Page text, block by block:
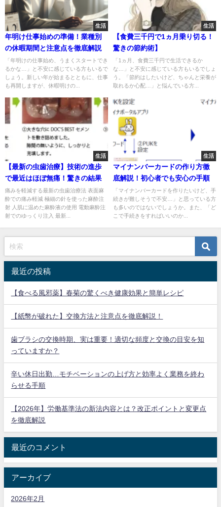
生活
年明け仕事始めの準備！業種別
の休暇期間と注意点を徹底解説
「年明けの仕事始め、うまくスタートでき
るかな…」と不安に感じている方もいるで
しょう。新しい年が始まるとともに、仕事
も再開しますが、休暇明けの...
生活
【食費三千円で1ヵ月乗り切る！
驚きの節約術】
「1ヵ月、食費三千円で生活できるか
な…」と不安に感じている方もいるでしょ
う。「節約はしたいけど、ちゃんと栄養が
取れるか心配…」と悩んでいる方...
生活
【最新の虫歯治療】技術の進歩
で最近はほぼ無痛！驚きの結果
痛みを軽減する最新の虫歯治療法 表面麻
酔での痛み軽減 極細の針を使った麻酔注
射 人肌に温めた麻酔液の使用 電動麻酔注
射でのゆっくり注入 最新...
生活
マイナンバーカードの作り方徹
底解説！初心者でも安心の手順
「マイナンバーカードを作りたいけど、手
続きが難しそうで不安…」と思っている方
も多いのではないでしょうか。また、「ど
こで手続きをすればいいのか...
最近の投稿
【食べる風邪薬】春菊の驚くべき健康効果と簡単レシピ
【紙幣が破れた】交換方法と注意点を徹底解説！
歯ブラシの交換時期、実は重要！適切な頻度と交換の目安を知
っていますか？
辛い休日出勤…モチベーションの上げ方と効率よく業務を終わ
らせる手順
【2026年】労働基準法の新法内容とは？改正ポイントと変更点
を徹底解説
最近のコメント
アーカイブ
2026年2月